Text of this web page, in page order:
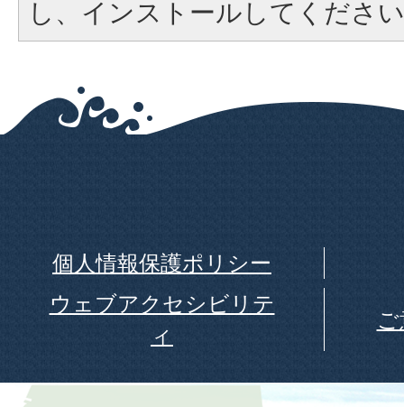
し、インストールしてくださ
個人情報保護ポリシー
ウェブアクセシビリテ
ィ